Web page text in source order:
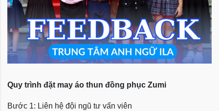
Quy trình đặt may áo thun đồng phục Zumi
Bước 1: Liên hệ đội ngũ tư vấn viên